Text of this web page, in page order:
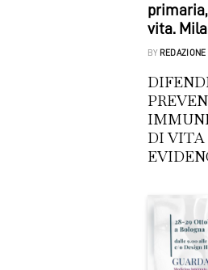
vita.
BY REDAZIONE
DI VITA